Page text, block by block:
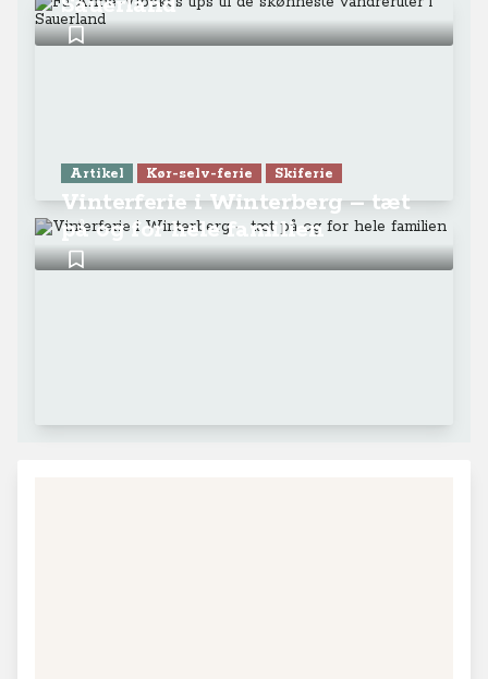
Artikel Kør-selv-ferie Skiferie
Vinterferie i Winterberg – tæt
på og for hele familien